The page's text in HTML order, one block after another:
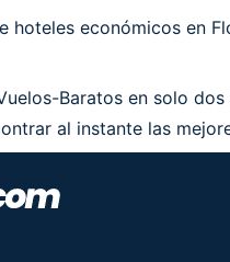
hoteles económicos en
Baratos en solo
al instante las